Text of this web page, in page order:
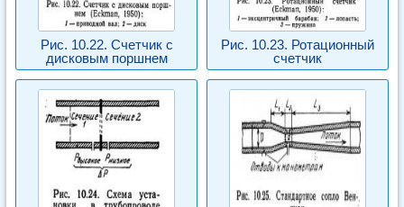
Рис. 10.22. Счетчик с
дисковым поршнем
Рис. 10.23. Ротационный
счетчик